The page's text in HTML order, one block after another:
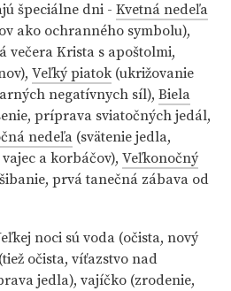
špeciálne dni - Kvetná nedeľa
ako ochranného symbolu),
večera Krista s apoštolmi,
Veľký piatok (ukrižovanie
negatívnych síl), Biela
príprava sviatočných jedál,
nedeľa (svätenie jedla,
a korbáčov), Veľkonočný
prvá tanečná zábava od
noci sú voda (očista, nový
očista, víťazstvo nad
jedla), vajíčko (zrodenie,